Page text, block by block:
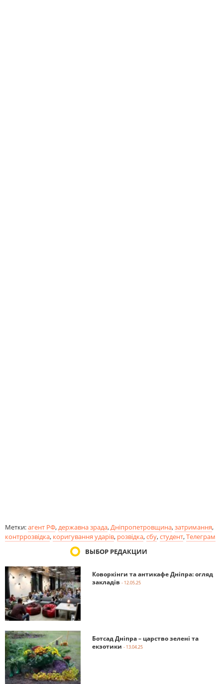
Метки:агент РФ,державна зрада,Дніпропетровщина,затримання,
контррозвідка, коригування ударів, розвідка,сбу,студент,Телеграм
ВЫБОР РЕДАКЦИИ
Коворкінги та антикафе Дніпра: огляд
закладів - 12.05.25
Ботсад Дніпра – царство зелені та
екзотики - 13.04.25